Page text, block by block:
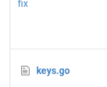
fix
keys.go